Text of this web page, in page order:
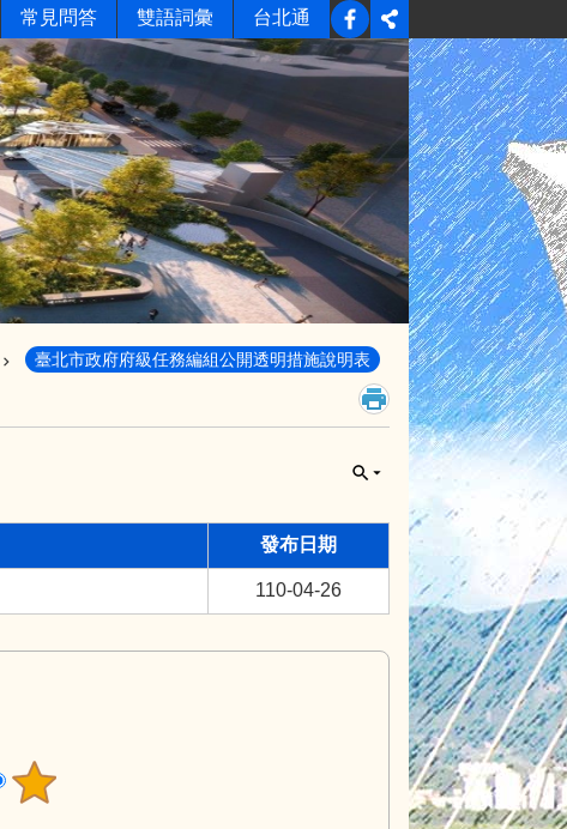
常見問答 雙語詞彙 台北通
臺北市政府府級任務編組公開透明措施說明表
發布日期
110-04-26